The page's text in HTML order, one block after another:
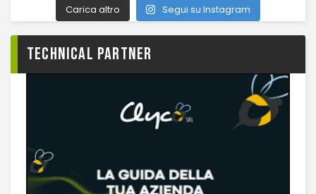
Carica altro Segui su Instagram
TECHNICAL PARTNER